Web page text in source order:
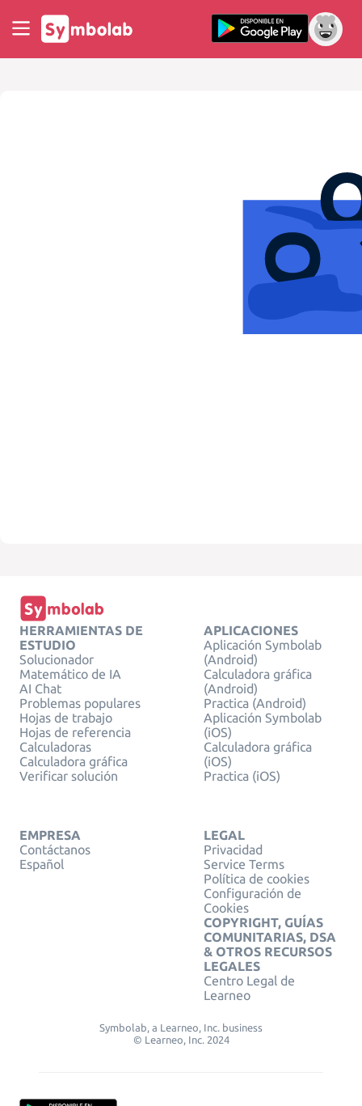
HERRAMIENTAS DE
ESTUDIO
Solucionador
Matemático de IA
AI Chat
Problemas populares
Hojas de trabajo
Hojas de referencia
Calculadoras
Calculadora gráfica
Verificar solución
APLICACIONES
Aplicación Symbolab
(Android)
Calculadora gráfica
(Android)
Practica (Android)
Aplicación Symbolab
(iOS)
Calculadora gráfica
(iOS)
Practica (iOS)
EMPRESA
Contáctanos
Español
LEGAL
Privacidad
Service Terms
Política de cookies
Configuración de
Cookies
COPYRIGHT, GUÍAS
COMUNITARIAS, DSA
& OTROS RECURSOS
LEGALES
Centro Legal de
Learneo
Symbolab, a Learneo, Inc. business
© Learneo, Inc. 2024